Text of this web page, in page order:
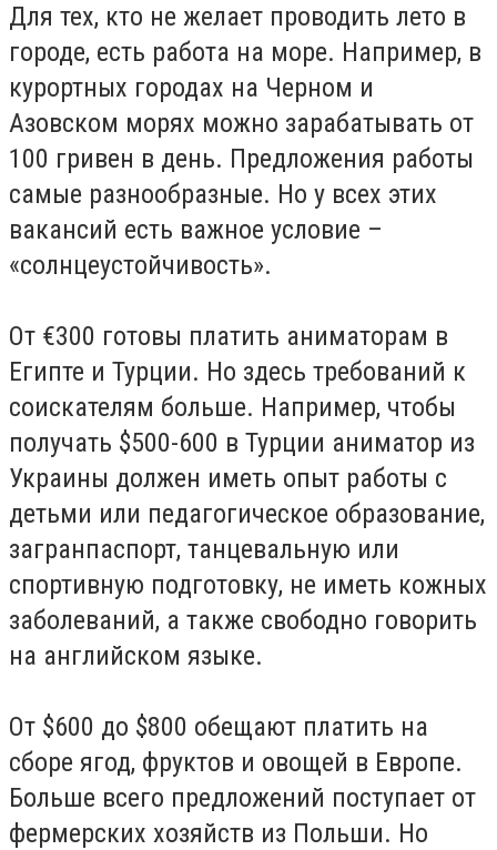
Для тех, кто не желает проводить лето в
городе, есть работа на море. Например, в
курортных городах на Черном и
Азовском морях можно зарабатывать от
100 гривен в день. Предложения работы
самые разнообразные. Но у всех этих
вакансий есть важное условие –
«солнцеустойчивость».
От €300 готовы платить аниматорам в
Египте и Турции. Но здесь требований к
соискателям больше. Например, чтобы
получать $500-600 в Турции аниматор из
Украины должен иметь опыт работы с
детьми или педагогическое образование,
загранпаспорт, танцевальную или
спортивную подготовку, не иметь кожных
заболеваний, а также свободно говорить
на английском языке.
От $600 до $800 обещают платить на
сборе ягод, фруктов и овощей в Европе.
Больше всего предложений поступает от
фермерских хозяйств из Польши. Но